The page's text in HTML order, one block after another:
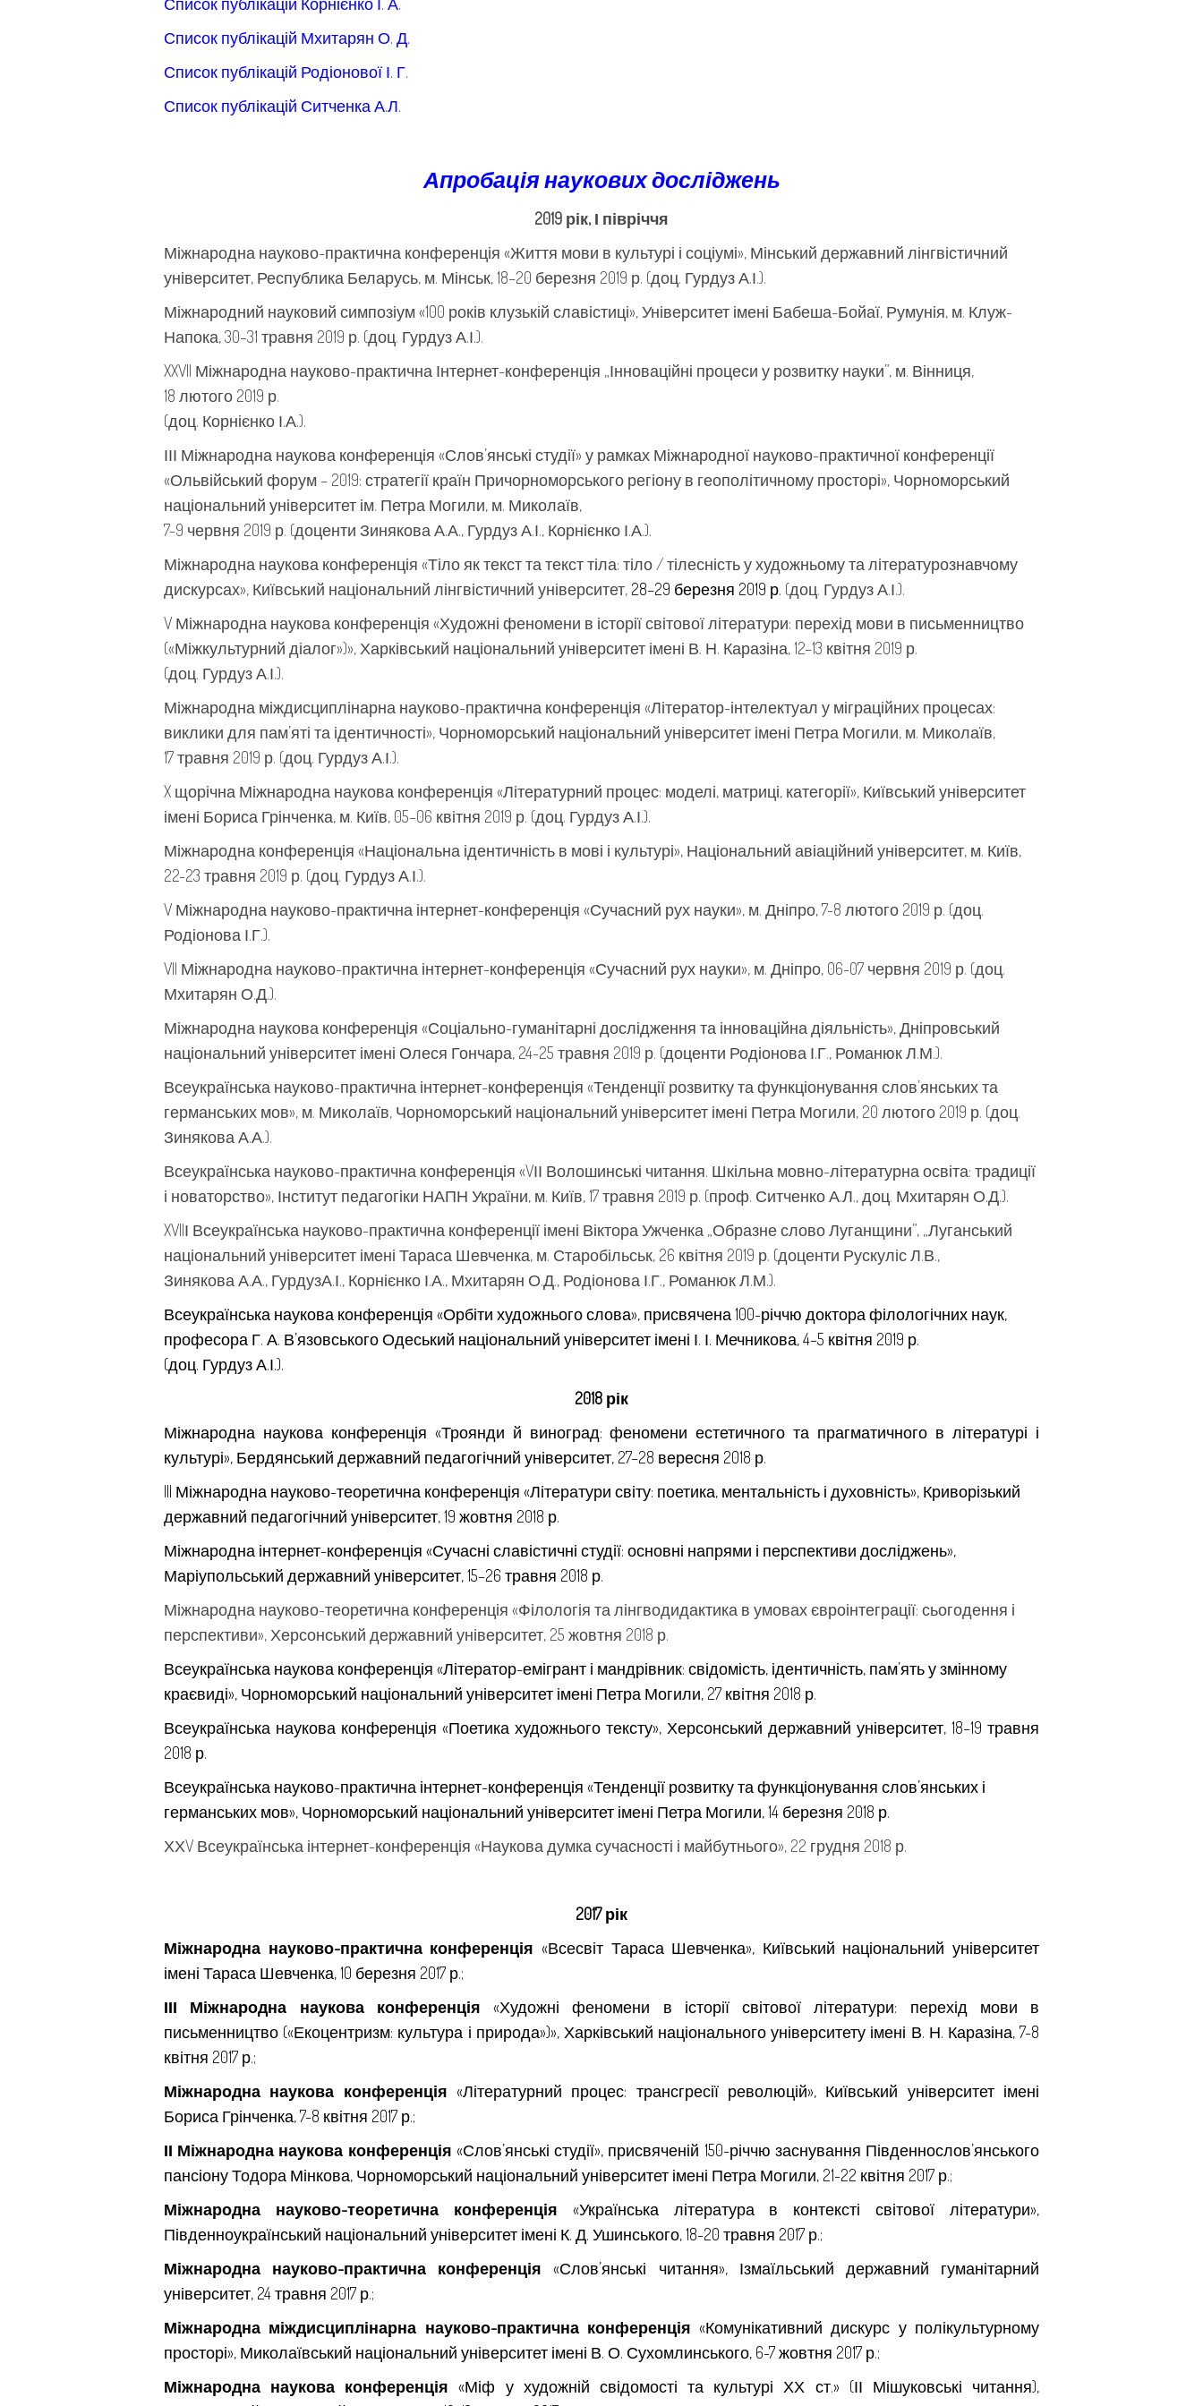
Список публікацій Мхитарян О. Д.
Список публікацій Родіонової І. Г.
Список публікацій Ситченка А.Л.
Апробація наукових досліджень
2019 рік, І півріччя
Міжнародна науково-практична конференція «Життя мови в культурі і соціумі», Мінський державний лінгвістичний
університет, Республика Беларусь, м. Мінськ, 18–20 березня 2019 р. (доц. Гурдуз А.І.).
Міжнародний науковий симпозіум «100 років клузькій славістиці», Університет імені Бабеша-Бойаї, Румунія, м. Клуж-
Напока, 30–31 травня 2019 р. (доц. Гурдуз А.І.).
XXVII Міжнародна науково-практична Інтернет-конференція „Інноваційні процеси у розвитку науки”, м. Вінниця,
18 лютого 2019 р.
(доц. Корнієнко І.А.).
ІІІ Міжнародна наукова конференція «Слов’янські студії» у рамках Міжнародної науково-практичної конференції
«Ольвійський форум – 2019: стратегії країн Причорноморського регіону в геополітичному просторі», Чорноморський
національний університет ім. Петра Могили, м. Миколаїв,
7-9 червня 2019 р. (доценти Зинякова А.А., Гурдуз А.І., Корнієнко І.А.).
Міжнародна наукова конференція «Тіло як текст та текст тіла: тіло / тілесність у художньому та літературознавчому
дискурсах», Київський національний лінгвістичний університет, 28–29 березня 2019 р. (доц. Гурдуз А.І.).
V Міжнародна наукова конференція «Художні феномени в історії світової літератури: перехід мови в письменництво
(«Міжкультурний діалог»)», Харківський національний університет імені В. Н. Каразіна, 12–13 квітня 2019 р.
(доц. Гурдуз А.І.).
Міжнародна міждисциплінарна науково-практична конференція «Літератор-інтелектуал у міграційних процесах:
виклики для пам’яті та ідентичності», Чорноморський національний університет імені Петра Могили, м. Миколаїв,
17 травня 2019 р. (доц. Гурдуз А.І.).
X щорічна Міжнародна наукова конференція «Літературний процес: моделі, матриці, категорії», Київський університет
імені Бориса Грінченка, м. Київ, 05–06 квітня 2019 р. (доц. Гурдуз А.І.).
Міжнародна конференція «Національна ідентичність в мові і культурі», Національний авіаційний університет, м. Київ,
22-23 травня 2019 р. (доц. Гурдуз А.І.).
V Міжнародна науково-практична інтернет-конференція «Сучасний рух науки», м. Дніпро, 7-8 лютого 2019 р. (доц.
Родіонова І.Г.).
VII Міжнародна науково-практична інтернет-конференція «Сучасний рух науки», м. Дніпро, 06-07 червня 2019 р. (доц.
Мхитарян О.Д.).
Міжнародна наукова конференція «Соціально-гуманітарні дослідження та інноваційна діяльність», Дніпровський
національний університет імені Олеся Гончара, 24-25 травня 2019 р. (доценти Родіонова І.Г., Романюк Л.М.).
Всеукраїнська науково-практична інтернет-конференція «Тенденції розвитку та функціонування слов’янських та
германських мов», м. Миколаїв, Чорноморський національний університет імені Петра Могили, 20 лютого 2019 р. (доц.
Зинякова А.А.).
Всеукраїнська науково-практична конференція «VІІ Волошинські читання. Шкільна мовно-літературна освіта: традиції
і новаторство», Інститут педагогіки НАПН України, м. Київ, 17 травня 2019 р. (проф. Ситченко А.Л., доц. Мхитарян О.Д.).
XVIIІ Всеукраїнська науково-практична конференції імені Віктора Ужченка „Образне слово Луганщини”, „Луганський
національний університет імені Тараса Шевченка, м. Старобільськ, 26 квітня 2019 р. (доценти Рускуліс Л.В.,
Зинякова А.А., ГурдузА.І., Корнієнко І.А., Мхитарян О.Д., Родіонова І.Г., Романюк Л.М.).
Всеукраїнська наукова конференція «Орбіти художнього слова», присвячена 100-річчю доктора філологічних наук,
професора Г. А. В’язовського Одеський національний університет імені І. І. Мечникова, 4–5 квітня 2019 р.
(доц. Гурдуз А.І.).
2018 рік
Міжнародна наукова конференція «Троянди й виноград: феномени естетичного та прагматичного в літературі і
культурі», Бердянський державний педагогічний університет, 27–28 вересня 2018 р.
III Міжнародна науково-теоретична конференція «Літератури світу: поетика, ментальність і духовність», Криворізький
державний педагогічний університет, 19 жовтня 2018 р.
Міжнародна інтернет-конференція «Сучасні славістичні студії: основні напрями і перспективи досліджень»,
Маріупольський державний університет, 15–26 травня 2018 р.
Міжнародна науково-теоретична конференція «Філологія та лінгводидактика в умовах євроінтеграції: сьогодення і
перспективи», Херсонський державний університет, 25 жовтня 2018 р.
Всеукраїнська наукова конференція «Літератор-емігрант і мандрівник: свідомість, ідентичність, пам’ять у змінному
краєвиді», Чорноморський національний університет імені Петра Могили, 27 квітня 2018 р.
Всеукраїнська наукова конференція «Поетика художнього тексту», Херсонський державний університет, 18–19 травня
2018 р.
Всеукраїнська науково-практична інтернет-конференція «Тенденції розвитку та функціонування слов’янських і
германських мов», Чорноморський національний університет імені Петра Могили, 14 березня 2018 р.
ХХV Всеукраїнська інтернет-конференція «Наукова думка сучасності і майбутнього», 22 грудня 2018 р.
2017 рік
Міжнародна науково-практична конференція «Всесвіт Тараса Шевченка», Київський національний університет
імені Тараса Шевченка, 10 березня 2017 р.;
ІІІ Міжнародна наукова конференція «Художні феномени в історії світової літератури: перехід мови в
письменництво («Екоцентризм: культура і природа»)», Харківський національного університету імені В. Н. Каразіна, 7-8
квітня 2017 р.;
Міжнародна наукова конференція «Літературний процес: трансгресії революцій», Київський університет імені
Бориса Грінченка, 7-8 квітня 2017 р.;
ІІ Міжнародна наукова конференція «Слов’янські студії», присвяченій 150-річчю заснування Південнослов’янського
пансіону Тодора Мінкова, Чорноморський національний університет імені Петра Могили, 21-22 квітня 2017 р.;
Міжнародна науково-теоретична конференція «Українська література в контексті світової літератури»,
Південноукраїнський національний університет імені К. Д. Ушинського, 18-20 травня 2017 р.;
Міжнародна науково-практична конференція«Слов’янські читання», Ізмаїльський державний гуманітарний
університет, 24 травня 2017 р.;
Міжнародна міждисциплінарна науково-практична конференція «Комунікативний дискурс у полікультурному
просторі», Миколаївський національний університет імені В. О. Сухомлинського, 6-7 жовтня 2017 р.;
Міжнародна наукова конференція «Міф у художній свідомості та культурі ХХ ст.» (ІІ Мішуковські читання),